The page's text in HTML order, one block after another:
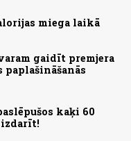
miega laikā
gaidīt premjera
kaķi 60